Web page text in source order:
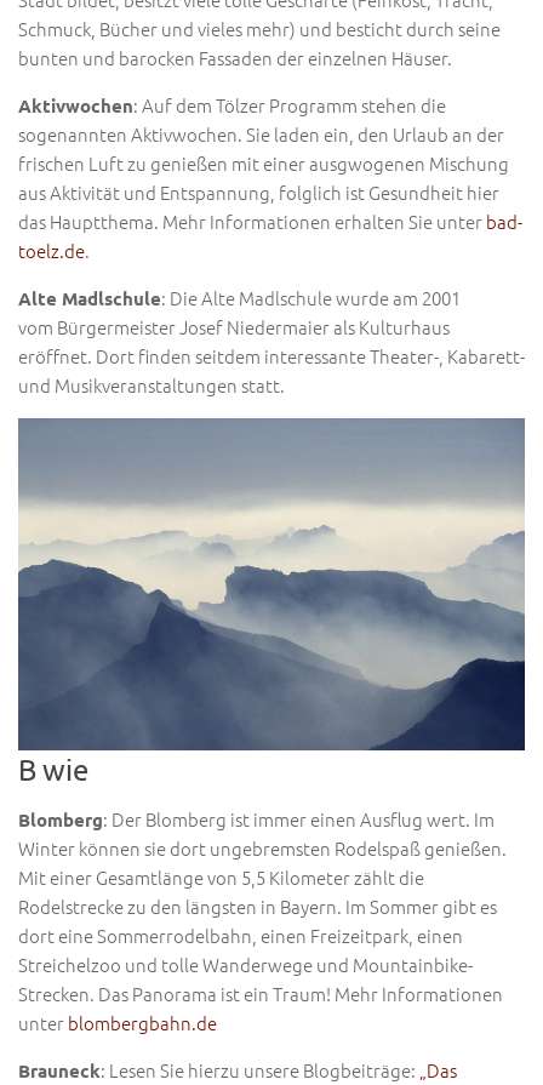
Schmuck, Bücher und vieles mehr) und besticht durch seine
bunten und barocken Fassaden der einzelnen Häuser.
Aktivwochen: Auf dem Tölzer Programm stehen die
sogenannten Aktivwochen. Sie laden ein, den Urlaub an der
frischen Luft zu genießen mit einer ausgwogenen Mischung
aus Aktivität und Entspannung, folglich ist Gesundheit hier
das Hauptthema. Mehr Informationen erhalten Sie unterbad-
toelz.de.
Alte Madlschule: Die Alte Madlschule wurde am 2001
vom Bürgermeister Josef Niedermaier als Kulturhaus
eröffnet. Dort finden seitdem interessante Theater-, Kabarett-
und Musikveranstaltungen statt.
B wie
Blomberg: Der Blomberg ist immer einen Ausflug wert. Im
Winter können sie dort ungebremsten Rodelspaß genießen.
Mit einer Gesamtlänge von 5,5 Kilometer zählt die
Rodelstrecke zu den längsten in Bayern. Im Sommer gibt es
dort eine Sommerrodelbahn, einen Freizeitpark, einen
Streichelzoo und tolle Wanderwege und Mountainbike-
Strecken. Das Panorama ist ein Traum! Mehr Informationen
unterblombergbahn.de
Brauneck: Lesen Sie hierzu unsere Blogbeiträge: „Das